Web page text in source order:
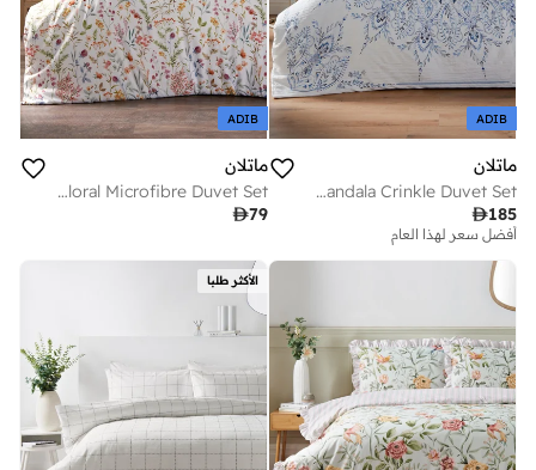
ADIB
ماتلان
Blue Mandala Crinkle Duvet Set
185
أفضل سعر لهذا العام
توصيل مجاني
توصيل مجاني
ADIB
ماتلان
Multicolour Floral Microfibre Duvet Set
79
الأكثر طلبا